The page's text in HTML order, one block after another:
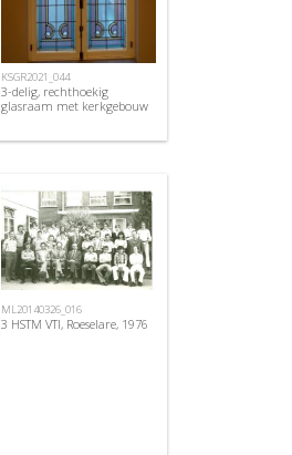
KSGR2021_044
3-delig, rechthoekig
glasraam met kerkgebouw
ML20140326_016
3 HSTM VTI, Roeselare, 1976